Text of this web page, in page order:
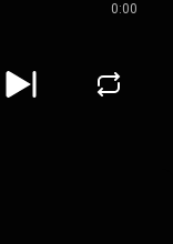
0:00